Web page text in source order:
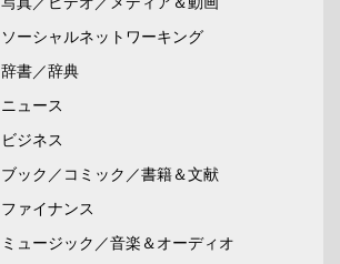
ソーシャルネットワーキング
辞書／辞典
ニュース
ビジネス
ブック／コミック／書籍＆文献
ファイナンス
ミュージック／音楽＆オーディオ